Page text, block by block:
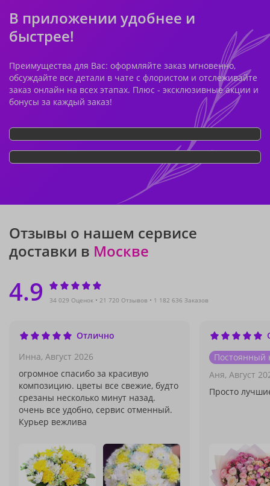
В приложении удобнее и
быстрее!
Преимущества для Вас: оформляйте заказ мгновенно,
обсуждайте все детали в чате с флористом и отслеживайте
заказ онлайн на всех этапах. Плюс - эксклюзивные акции и
бонусы за каждый заказ!
Отзывы о нашем сервисе
доставки в Москве
4.9 34 029 Оценок 21 720 Отзывов 1 182 636 Заказов
Отлично
Инна, Август 2026
огромное спасибо за красивую
композицию. цветы все свежие, будто
срезаны несколько минут назад.
очень все удобно, сервис отменный.
Курьер вежлива
Постоянный
Аня, Август
Просто